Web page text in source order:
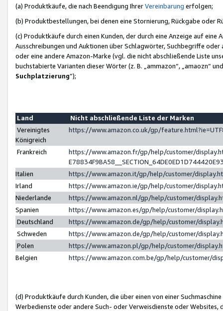
(a) Produktkäufe, die nach Beendigung IhrerVereinbarung erfolgen;
(b) Produktbestellungen, bei denen eine Stornierung, Rückgabe oder
(c) Produktkäufe durch einen Kunden, der durch eine Anzeige auf
Ausschreibungen und Auktionen über Schlagwörter, Suchbegriffe
oder eine andere Amazon-Marke (vgl. die nicht abschließende Liste
buchstabierte Varianten dieser Wörter (z. B. „ammazon“, „amaozn“
Suchplatzierung”);
Land
Nicht abschließende Liste der Marken
Vereinigtes
Königreich
https://www.amazon.co.uk/gp/
Frankreich
https://www.amazon.fr/gp/help/customer/
Italien
https://www.amazon.it/gp/help/customer/
Irland
https://www.amazon.ie/gp/help/customer/
Niederlande
https://www.amazon.nl/gp/help/customer/
Spanien
https://www.amazon.es/gp/help/customer/
Deutschland
https://www.amazon.de/gp/help/customer/
Schweden
https://www.amazon.de/gp/help/customer/
Polen
https://www.amazon.pl/gp/help/customer/
Belgien
https://www.amazon.com.be/gp/help/customer/
(d) Produktkäufe durch Kunden, die über einen von einer
Werbedienste oder andere Such- oder Verweisdienste oder Websites,